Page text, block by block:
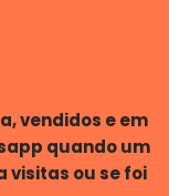
vendidos e em
quando um
ou se foi